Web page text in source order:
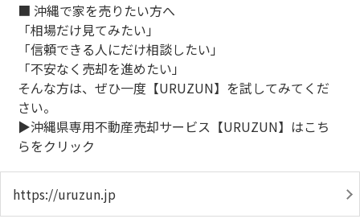
■ 沖縄で家を売りたい方へ
「相場だけ見てみたい」
「信頼できる人にだけ相談したい」
「不安なく売却を進めたい」
そんな方は、ぜひ一度【URUZUN】を試してみてくだ
さい。
▶︎沖縄県専用不動産売却サービス【URUZUN】はこち
らをクリック
https://uruzun.jp